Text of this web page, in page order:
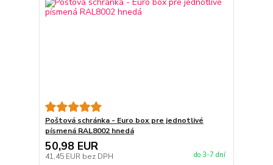
Poštová schránka - Euro box pre jednotlivé
písmená RAL8002 hnedá
50,98 EUR
41,45 EUR bez DPH do 3-7 dní